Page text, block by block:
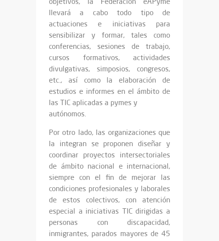
llevará a cabo todo tipo de
actuaciones e iniciativas para
sensibilizar y formar, tales como
conferencias, sesiones de trabajo,
cursos formativos, actividades
divulgativas, simposios, congresos,
etc., así como la elaboración de
estudios e informes en el ámbito de
las TIC aplicadas a pymes y
autónomos.
Por otro lado, las organizaciones que
la integran se proponen diseñar y
coordinar proyectos intersectoriales
de ámbito nacional e internacional,
siempre con el fin de mejorar las
condiciones profesionales y laborales
de estos colectivos, con atención
especial a iniciativas TIC dirigidas a
personas con discapacidad,
inmigrantes, parados mayores de 45